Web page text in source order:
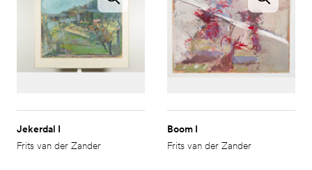
Jekerdal I
Frits van der Zander
Boom I
Frits van der Zander